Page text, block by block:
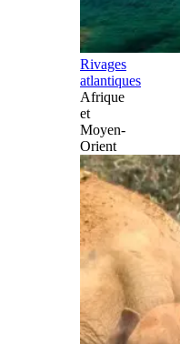
Rivages
atlantiques
Afrique
et
Moyen-
Orient